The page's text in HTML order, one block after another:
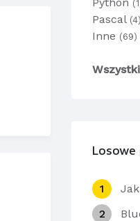
Pascal (4)
Inne (69)
Losowe
1
Jak
2